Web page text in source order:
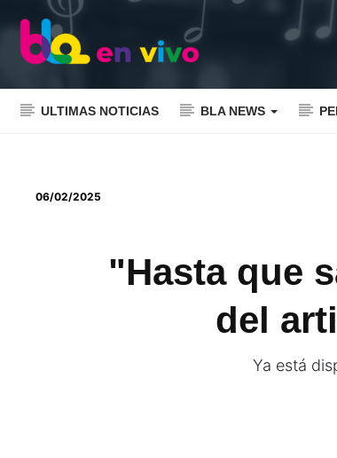
ULTIMAS NOTICIAS BLA NEWS
06/02/2025
"Hasta que
del
Ya está